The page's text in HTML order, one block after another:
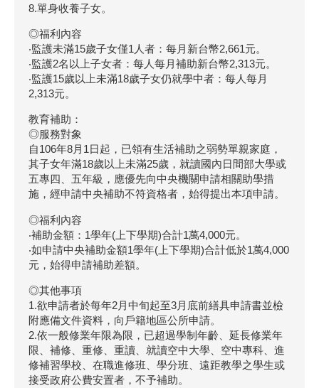
8.單身收養子女。
◎福利內容
‧監護未滿15歲子女僅1人者：每月新台幣2,661元。
‧監護2名以上子女者：每人每月補助新台幣2,313元。
‧監護15歲以上未滿18歲子女仍就學中者：每人每月
2,313元。
教育補助：
◎服務對象
自106年8月1日起，已領有生活補助之弱勢單親家庭，
其子女年滿18歲以上未滿25歲，就讀國內日間部大學或
五專四、五年級，應優先向中央機關申請相關助學措
施，經申請中央補助不符資格者，始得提出本項申請。
◎福利內容
‧補助金額：1學年(上下學期)合計1萬4,000元。
‧如申請中央補助金額1學年(上下學期)合計低於1萬4,000
元，始得申請補助差額。
◎其他事項
1.欲申請者於每年2月中旬起至3月底前繕具申請書並檢
附應備文件資料，向戶籍地區公所申請。
2.依一般修業年限為限，已超過學制年齡、延長修業年
限、補修、重修、重讀、就讀空中大學、空中專科、進
修補習學校、在職進修班、學分班、遠距教學之學生或
接受政府公費安置者，不予補助。